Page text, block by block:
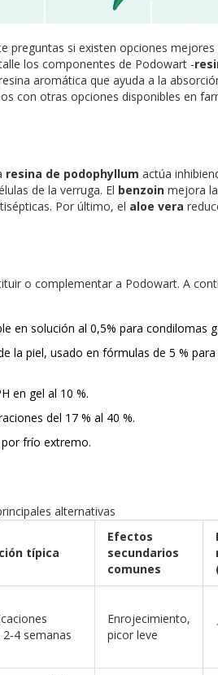
preguntas si existen opciones
los componentes de Podowart -
aromática que ayuda a la
con otras opciones disponibles en
resina de podophyllum actúa
de la verruga. El benzoin mejora la
Por último, el aloe vera
o complementar a Podowart. A
en solución al 0,5% para condilomas
la piel, usado en fórmulas de 5 %
en gel al 10 %.
del 17 % al 40 %.
frío extremo.
alternativas
típica
Efectos
secundarios
comunes
semanas
Enrojecimiento,
picor leve